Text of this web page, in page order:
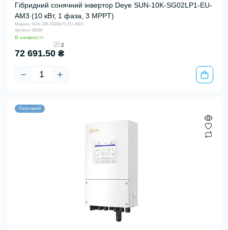
Гібридний сонячний інвертор Deye SUN-10K-SG02LP1-EU-
AM3 (10 кВт, 1 фаза, 3 MPPT)
Модель: SUN-10K-SG02LP1-EU-AM3
Артикул: 00328
В наявності
2
72 691.50 ₴
Популярний